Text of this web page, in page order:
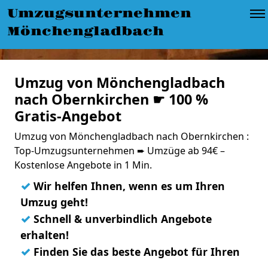
Umzugsunternehmen
Mönchengladbach
Umzug von Mönchengladbach
nach Obernkirchen ☛ 100 %
Gratis-Angebot
Umzug von Mönchengladbach nach Obernkirchen :
Top-Umzugsunternehmen ➨ Umzüge ab 94€ –
Kostenlose Angebote in 1 Min.
✓ Wir helfen Ihnen, wenn es um Ihren
Umzug geht!
✓ Schnell & unverbindlich Angebote
erhalten!
✓ Finden Sie das beste Angebot für Ihren